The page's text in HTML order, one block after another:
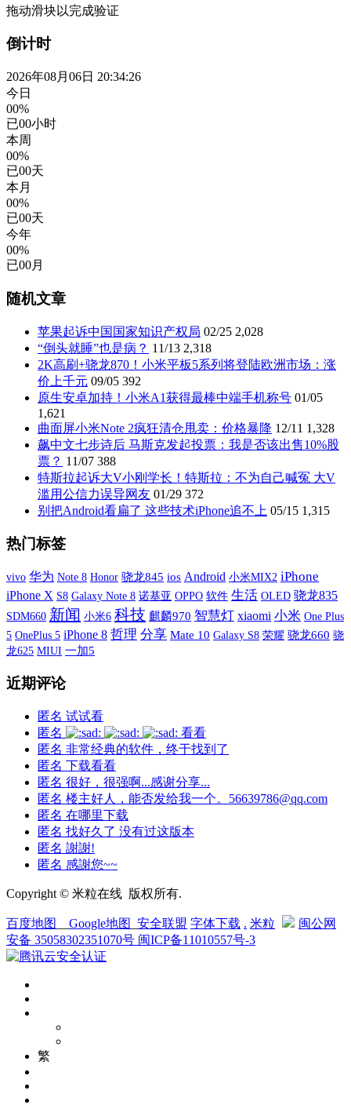
拖动滑块以完成验证
倒计时
2026年08月06日 20:34:26
今日
00%
已00小时
本周
00%
已00天
本月
00%
已00天
今年
00%
已00月
随机文章
苹果起诉中国国家知识产权局 02/25 2,028
“倒头就睡”也是病？ 11/13 2,318
2K高刷+骁龙870！小米平板5系列将登陆欧洲市场：涨
价上千元 09/05 392
原生安卓加持！小米A1获得最棒中端手机称号 01/05
1,621
曲面屏小米Note 2疯狂清仓甩卖：价格暴降 12/11 1,328
飙中文七步诗后 马斯克发起投票：我是否该出售10%股
票？ 11/07 388
特斯拉起诉大V小刚学长！特斯拉：不为自己喊冤 大V
滥用公信力误导网友 01/29 372
别把Android看扁了 这些技术iPhone追不上 05/15 1,315
热门标签
vivo 华为 Note 8 Honor 骁龙845 ios Android 小米MIX2 iPhone
iPhone X S8 Galaxy Note 8 诺基亚 OPPO 软件 生活 OLED 骁龙835
SDM660 新闻 小米6 科技 麒麟970 智慧灯 xiaomi 小米 One Plus
5 OnePlus 5 iPhone 8 哲理 分享 Mate 10 Galaxy S8 荣耀 骁龙660 骁
龙625 MIUI 一加5
近期评论
匿名 试试看
匿名
看看
匿名 非常经典的软件，终于找到了
匿名 下载看看
匿名 很好，很强啊...感谢分享...
匿名 楼主好人，能否发给我一个。56639786@qq.com
匿名 在哪里下载
匿名 找好久了 没有过这版本
匿名 謝謝!
匿名 感謝您~~
Copyright © 米粒在线 版权所有.
百度地图 Google地图 安全联盟 字体下载 . 米粒
闽公网
安备 35058302351070号 闽ICP备11010557号-3
繁